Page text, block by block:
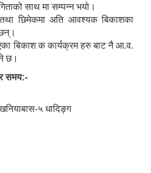
साथ मा सम्पन्न भयो।
छिमेकमा अति आवश्यक बिकाशका
बिकाश क कार्यक्रम हरु बाट नै आ.व.
छ।
समय:-
५ धादिङ्ग